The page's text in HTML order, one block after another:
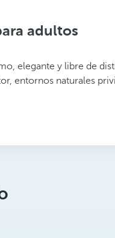
adultos
elegante y libre de
entornos naturales